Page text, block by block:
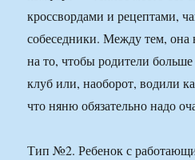
кроссвордами и рецептами,
собеседники. Между тем, она
на то, чтобы родители
клуб или, наоборот, водили
что няню обязательно надо
Тип №2. Ребенок с